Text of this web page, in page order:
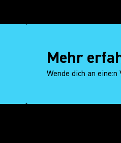
Mehr
Wende dich an